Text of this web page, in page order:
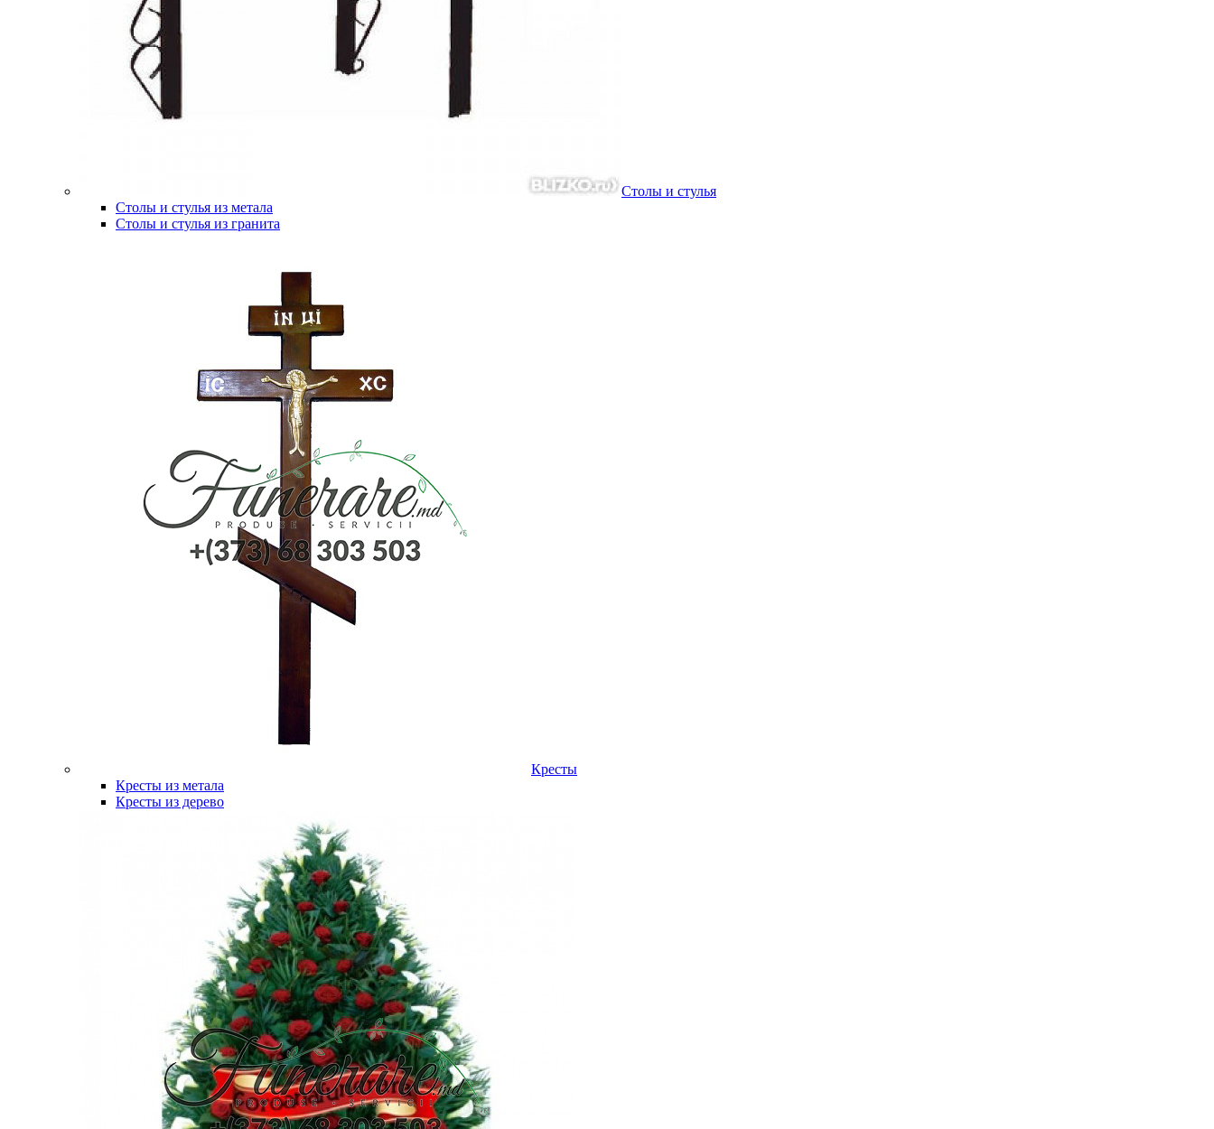
Столы и стулья
Столы и стулья из метала
Столы и стулья из гранита
Кресты
Кресты из метала
Кресты из дерево